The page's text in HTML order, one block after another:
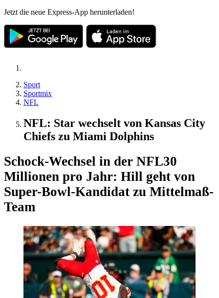
Jetzt die neue Express-App herunterladen!
Sport
Sportmix
NFL
NFL: Star wechselt von Kansas City
Chiefs zu Miami Dolphins
Schock-Wechsel in der NFL30
Millionen pro Jahr: Hill geht von
Super-Bowl-Kandidat zu Mittelmaß-
Team